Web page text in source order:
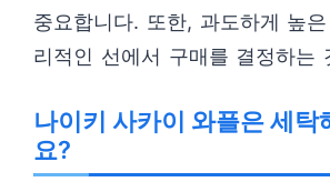
중요합니다. 또한, 과도하게 높
리적인 선에서 구매를 결정하는
나이키 사카이 와플은 세탁
요?